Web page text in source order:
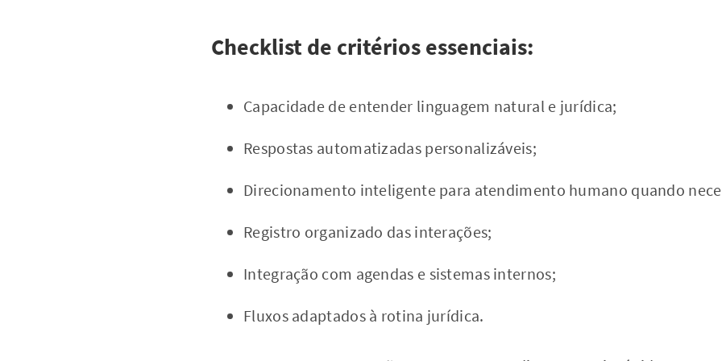
Checklist de critérios essenciais:
Capacidade de entender linguagem natural e jurídica;
Respostas automatizadas personalizáveis;
Direcionamento inteligente para atendimento humano quando
Registro organizado das interações;
Integração com agendas e sistemas internos;
Fluxos adaptados à rotina jurídica.